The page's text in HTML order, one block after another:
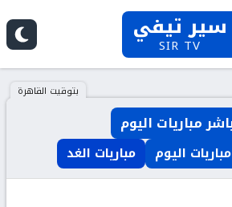
سير تيفي
SIR TV
بتوقيت القاهرة
مباريات اليوم مباريات الغد